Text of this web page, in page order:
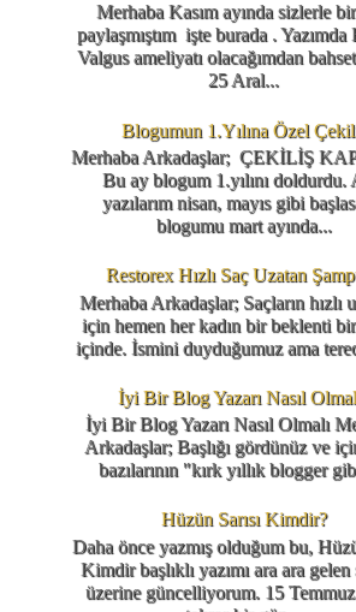
Merhaba Kasım ayında sizlerle
paylaşmıştım işte burada .
Valgus ameliyatı olacağımdan
25 Aral...
Blogumun 1.Yılına Özel
Merhaba Arkadaşlar; ÇEKİLİŞ
Bu ay blogum 1.yılını doldurdu.
yazılarım nisan, mayıs gibi
blogumu mart ayında...
Restorex Hızlı Saç Uzatan
Merhaba Arkadaşlar; Saçların hızlı
için hemen her kadın bir beklenti bir
içinde. İsmini duyduğumuz ama
İyi Bir Blog Yazarı Nasıl
İyi Bir Blog Yazarı Nasıl Olmalı
Arkadaşlar; Başlığı gördünüz ve
bazılarının "kırk yıllık blogger
Hüzün Sarısı Kimdir?
Daha önce yazmış olduğum bu,
Kimdir başlıklı yazımı ara ara
üzerine güncelliyorum. 15